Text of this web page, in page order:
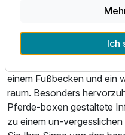
und Geist in Einklang mit
verschiedenen Saunen
Salzstein-Sauna,
einem Fußbecken und ein
raum. Besonders
Pferde-boxen gestaltete
zu einem un-
Ich